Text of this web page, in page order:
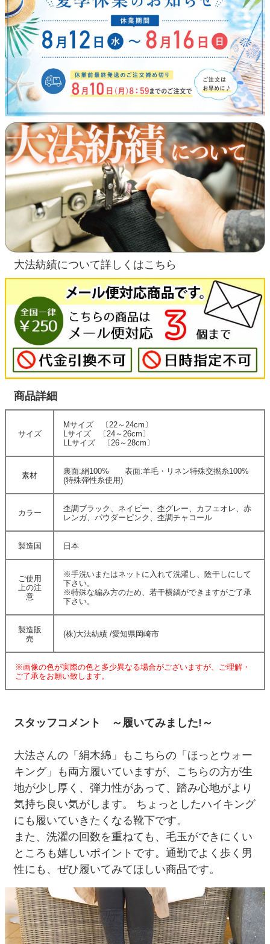
大法紡績について詳しくはこちら
商品詳細
サイズ
Mサイズ 〔22～24cm〕
Lサイズ 〔24～26cm〕
LLサイズ 〔26～28cm〕
素材
裏面:絹100% 表面:羊毛・リネン特殊交撚糸100%
(特殊弾性糸使用)
カラー
杢調ブラック、ネイビー、杢グレー、カフェオレ、赤
レンガ、パウダーピンク、杢調チャコール
製造国 日本
ご使用
上の注
意
※手洗いまたはネットに入れて洗濯し、陰干しにして
下さい。
※特殊な編み方のため、若干横縞ができますがご了承
下さい。
製造販
売
(株)大法紡績 /愛知県岡崎市
※画像の色が実際の色と多少異なる場合がございますが、ご理解・
ご了承をお願い致します。
スタッフコメント ～履いてみました!～
大法さんの「絹木綿」もこちらの「ほっとウォー
キング」も両方履いていますが、こちらの方が生
地が少し厚く、弾力性があって、踏み心地がより
気持ち良い気がします。 ちょっとしたハイキング
にも履いていきたくなる靴下です。
また、洗濯の回数を重ねても、毛玉ができにくい
ところも嬉しいポイントです。通勤でよく歩く男
性にも、ぜひ履いてみてほしい商品です。